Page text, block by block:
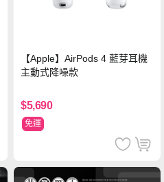
【Apple】AirPods 4 藍芽耳機
主動式降噪款
$5,690
免運